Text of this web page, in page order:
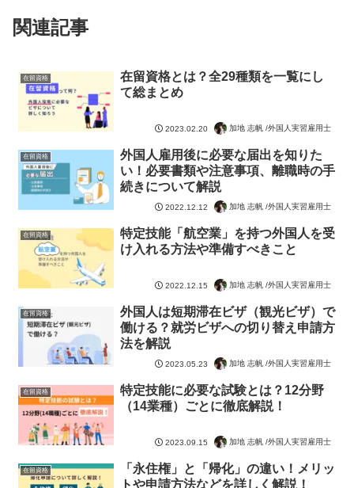
関連記事
在留資格
在留資格とは？全29種類を一覧にし
て総まとめ
2023.02.20 加地 志帆 /外国人実習雇用士
在留資格
外国人雇用後に必要な届出を知りた
い！必要書類や注意事項、離職時の手
続きについて解説
2022.12.12 加地 志帆 /外国人実習雇用士
在留資格
特定技能「航空業」を持つ外国人を受
け入れる方法や準備すべきこと
2022.12.15 加地 志帆 /外国人実習雇用士
在留資格
外国人は短期滞在ビザ（観光ビザ）で
働ける？就労ビザへの切り替え申請方
法を解説
2023.05.23 加地 志帆 /外国人実習雇用士
在留資格
特定技能に必要な試験とは？12分野
（14業種）ごとに徹底解説！
2023.09.15 加地 志帆 /外国人実習雇用士
在留資格
「永住権」と「帰化」の違い！メリッ
トや申請方法などを詳しく解説！